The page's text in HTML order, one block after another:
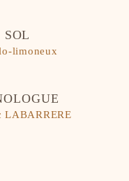
SOL
limoneux
LABARRERE